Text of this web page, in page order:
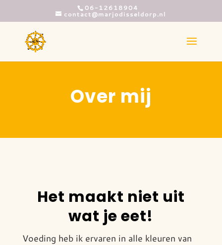
06-12618904
contact@marjodisseldorp.nl
Over mij
Het maakt niet uit
wat je eet!
Voeding heb ik ervaren in alle kleuren van